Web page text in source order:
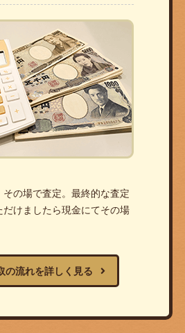
その場で査定。最終的な査定
だけましたら現金にてその場
の流れを詳しく見る